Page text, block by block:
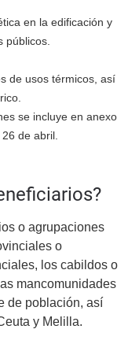
en la edificación y
públicos.
de usos térmicos, así
se incluye en anexo
de abril.
o agrupaciones
o
los cabildos o
mancomunidades
de población, así
y Melilla.